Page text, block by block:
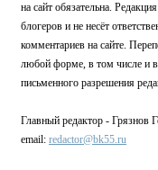
на сайт обязательна.
блогеров и не несёт
комментариев на сайте.
любой форме, в том числе и
письменного разрешения
Главный редактор - Грязнов
email: redactor@bk55.ru